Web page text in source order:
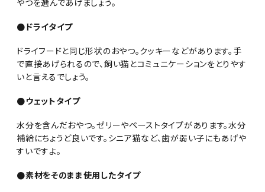
●ドライタイプ
ドライフードと同じ形状のおやつ。クッキーなどがあります。手
で直接あげられるので、飼い猫とコミュニケーションをとりやす
いと言えるでしょう。
●ウェットタイプ
水分を含んだおやつ。ゼリーやペーストタイプがあります。水分
補給にちょうど良いです。シニア猫など、歯が弱い子にもあげや
すいですよ。
●素材をそのまま使用したタイプ